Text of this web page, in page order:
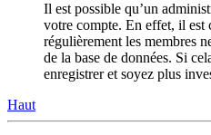
Il est possible qu’un
votre compte. En effet, il est
régulièrement les membres
de la base de données. Si
enregistrer et soyez plus
Haut